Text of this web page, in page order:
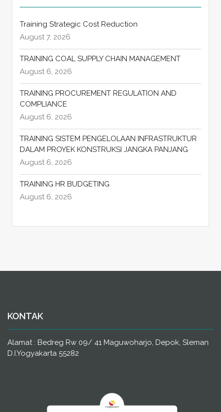
Training Strategic Cost Reduction
August 7, 2026
TRAINING COAL SUPPLY CHAIN MANAGEMENT
August 6, 2026
TRAINING PROCUREMENT REGULATION AND
COMPLIANCE
August 6, 2026
TRAINING SISTEM PENGELOLAAN INFRASTRUKTUR
DALAM PROYEK KONSTRUKSI JANGKA PANJANG
August 6, 2026
TRAINING HR BUDGETING
August 6, 2026
KONTAK
Alamat : Bedreg Rw 09/ 41 Maguwoharjo, Depok, Sleman
D.I.Yogyakarta 55282